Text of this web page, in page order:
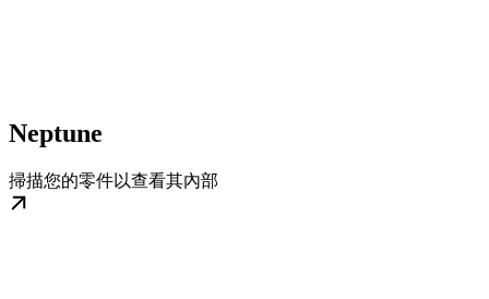
Neptune
掃描您的零件以查看其內部